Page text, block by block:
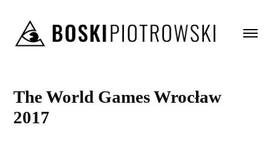
The World Games Wrocław
2017